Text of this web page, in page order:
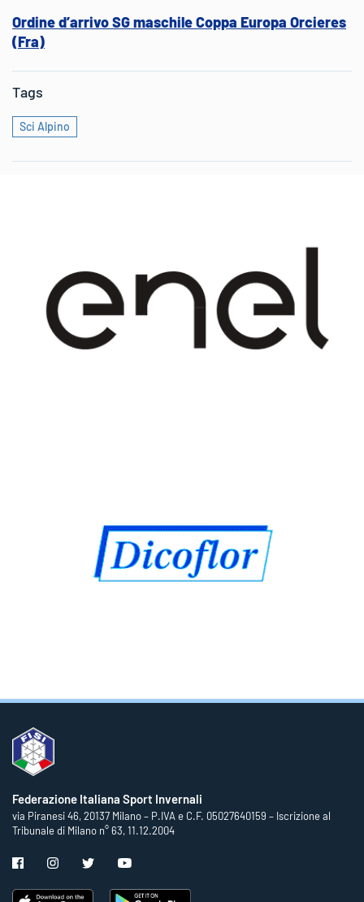
Ordine d’arrivo SG maschile Coppa Europa Orcieres
(Fra)
Tags
Sci Alpino
Federazione Italiana Sport Invernali
via Piranesi 46, 20137 Milano – P.IVA e C.F. 05027640159 – Iscrizione al
Tribunale di Milano n° 63, 11.12.2004